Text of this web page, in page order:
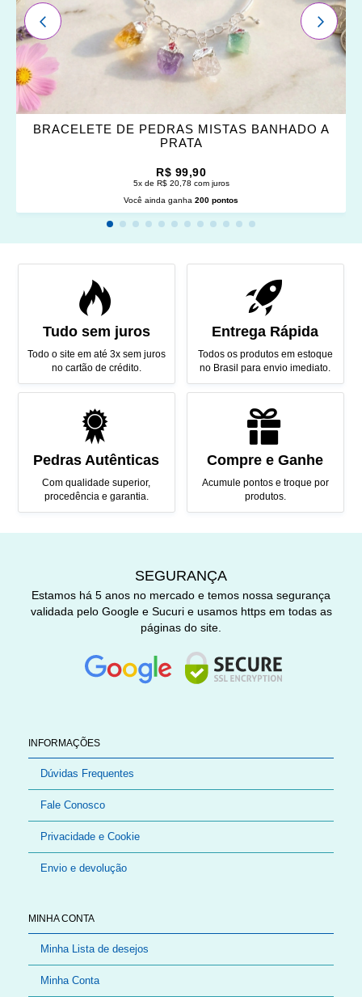
BRACELETE DE PEDRAS MISTAS BANHADO A
PRATA
R$ 99,90
5x de R$ 20,78 com juros
Você ainda ganha 200 pontos
ANTERIOR
Tudo sem juros
Todo o site em até 3x sem juros
no cartão de crédito.
Entrega Rápida
Todos os produtos em estoque
no Brasil para envio imediato.
Pedras Autênticas
Com qualidade superior,
procedência e garantia.
Compre e Ganhe
Acumule pontos e troque por
produtos.
INFORMAÇÕES
Dúvidas Frequentes
Fale Conosco
Privacidade e Cookie
Envio e devolução
MINHA CONTA
Minha Lista de desejos
Minha Conta
SEGURANÇA
Estamos há 5 anos no mercado e temos nossa segurança
validada pelo Google e Sucuri e usamos https em todas as
páginas do site.